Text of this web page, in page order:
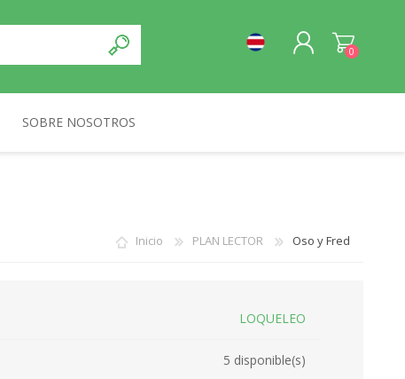
0
SOBRE NOSOTROS
Inicio PLAN LECTOR Oso y Fred
LOQUELEO
5 disponible(s)